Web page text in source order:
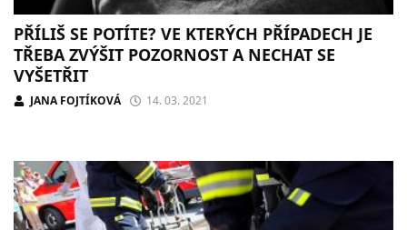
PŘÍLIŠ SE POTÍTE? VE KTERÝCH PŘÍPADECH JE
TŘEBA ZVÝŠIT POZORNOST A NECHAT SE
VYŠETŘIT
JANA FOJTÍKOVÁ 14. 03. 2021